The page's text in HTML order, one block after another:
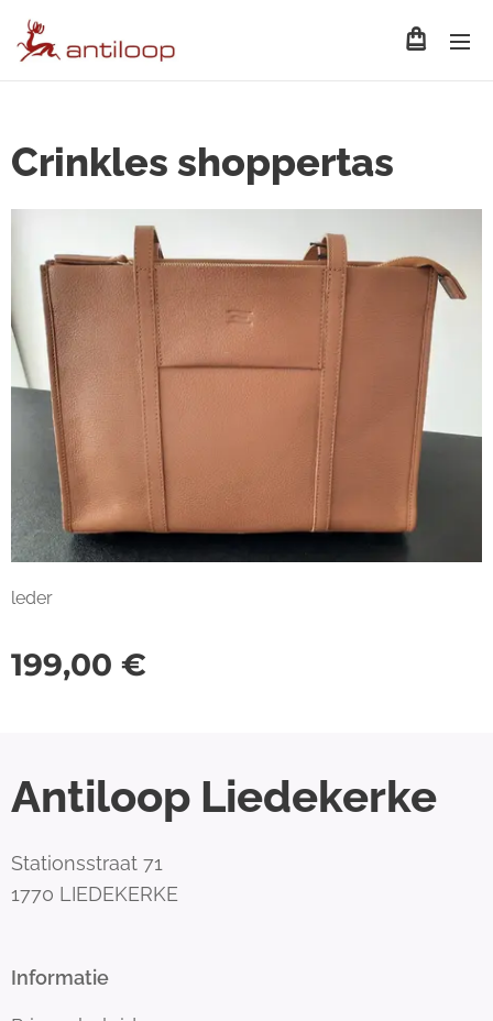
Crinkles shoppertas
leder
199,00 €
Antiloop Liedekerke
Stationsstraat 71
1770 LIEDEKERKE
Informatie